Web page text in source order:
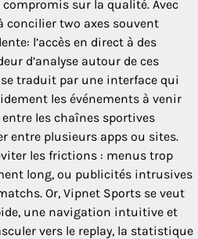
sur la qualité. Avec
concilier two axes souvent
l’accès en direct à des
d’analyse autour de ces
traduit par une interface qui
les événements à venir
les chaînes sportives
entre plusieurs apps ou sites.
les frictions : menus trop
long, ou publicités intrusives
Or, Vipnet Sports se veut
une navigation intuitive et
vers le replay, la statistique